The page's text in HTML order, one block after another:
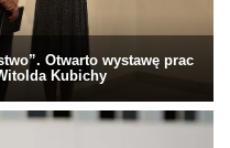
Otwarto wystawę prac
Kubichy